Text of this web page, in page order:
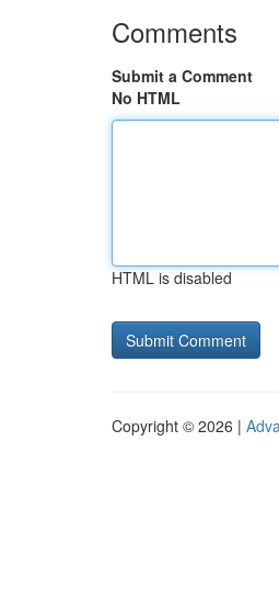
Comments
Submit a Comment
No HTML
HTML is disabled
Copyright © 2026 |